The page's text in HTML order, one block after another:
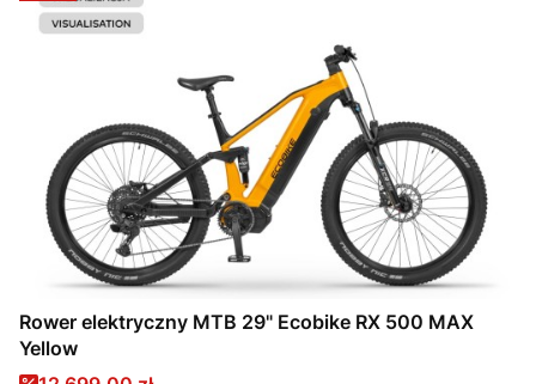
Rower elektryczny MTB 29" Ecobike RX 500 MAX
Yellow